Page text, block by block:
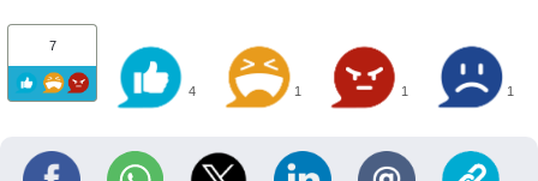
7
4 1 1 1